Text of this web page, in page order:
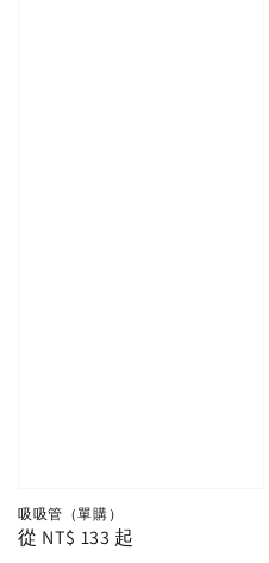
吸吸管（單購）
Regular
從 NT$ 133 起